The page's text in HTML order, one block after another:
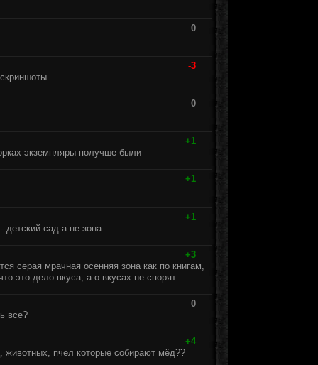
0
-3
0
+1
экземпляры получше были
+1
+1
детский сад а не зона
+3
серая мрачная осенняя зона как по книгам,
это дело вкуса, а о вкусах не спорят
0
все?
+4
животных, пчел которые собирают мёд??